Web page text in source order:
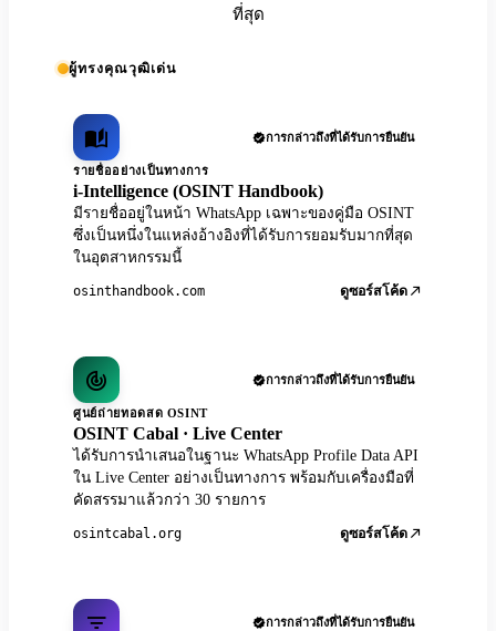
ที่สุด
ผู้ทรงคุณวุฒิเด่น
การกล่าวถึงที่ได้รับการยืนยัน
รายชื่ออย่างเป็นทางการ
i-Intelligence (OSINT Handbook)
มีรายชื่ออยู่ในหน้า WhatsApp เฉพาะของคู่มือ OSINT
ซึ่งเป็นหนึ่งในแหล่งอ้างอิงที่ได้รับการยอมรับมากที่สุด
ในอุตสาหกรรมนี้
osinthandbook.com ดูซอร์สโค้ด
การกล่าวถึงที่ได้รับการยืนยัน
ศูนย์ถ่ายทอดสด OSINT
OSINT Cabal · Live Center
ได้รับการนำเสนอในฐานะ WhatsApp Profile Data API
ใน Live Center อย่างเป็นทางการ พร้อมกับเครื่องมือที่
คัดสรรมาแล้วกว่า 30 รายการ
osintcabal.org ดูซอร์สโค้ด
การกล่าวถึงที่ได้รับการยืนยัน